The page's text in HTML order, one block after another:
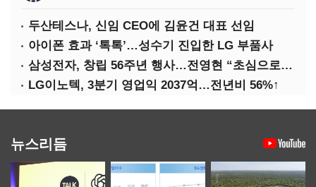
두산테스나, 신임 CEO에 김윤건 대표 선임
아이폰 효과 ‘톡톡’…성수기 진입한 LG 부품사
삼성전자, 창립 56주년 행사…전영현 “초심으로 경쟁력 회복해야”
LG이노텍, 3분기 영업익 2037억…전년비 56%↑
뉴스리듬